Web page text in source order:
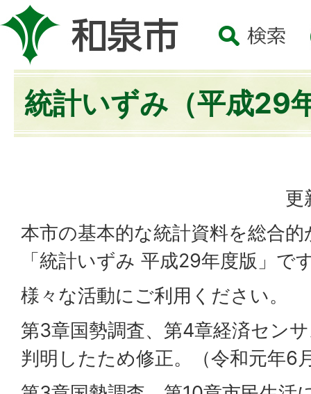
統計いずみ（平成29
更
本市の基本的な統計資料を総合
「統計いずみ 平成29年度版」で
様々な活動にご利用ください。
第3章国勢調査、第4章経済セン
判明したため修正。（令和元年6